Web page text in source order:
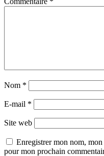
Nom *
E-mail *
Site web
Enregistrer mon nom,
pour mon prochain